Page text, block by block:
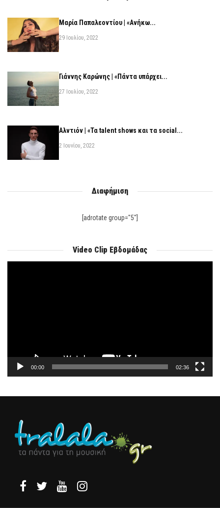
Μαρία Παπαλεοντίου | «Ανήκω...
29 Ιουλίου, 2022
Γιάννης Καρώνης | «Πάντα υπάρχει...
27 Ιουλίου, 2022
Αλντιόν | «Τα talent shows και τα social...
2 Ιουνίου, 2022
Διαφήμιση
[adrotate group="5"]
Video Clip Εβδομάδας
00:00 02:36